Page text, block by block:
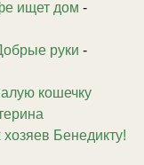
ищет дом -
руки -
кошечку
Бенедикту!